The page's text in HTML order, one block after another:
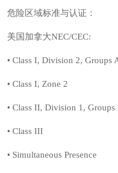
危险区域标准与认证：
美国加拿大NEC/CEC:
• Class I, Division 2, Groups
• Class I, Zone 2
• Class II, Division 1, Groups
• Class III
• Simultaneous Presence